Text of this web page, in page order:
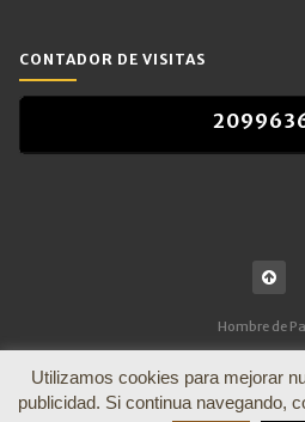
CONTADOR DE VISITAS
209963
Hombre de
Utilizamos cookies para mejorar
publicidad. Si continua navegando,